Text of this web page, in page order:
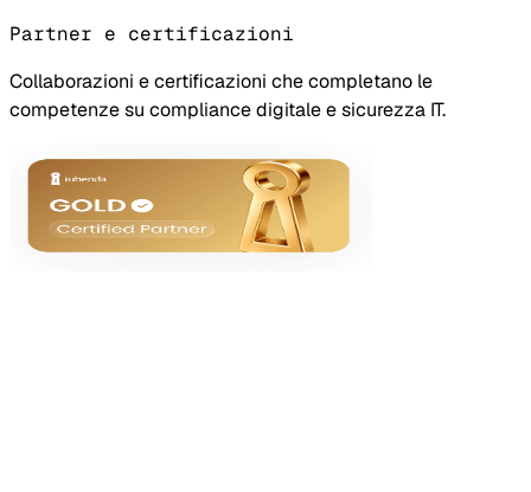
Partner e certificazioni
Collaborazioni e certificazioni che completano le
competenze su compliance digitale e sicurezza IT.